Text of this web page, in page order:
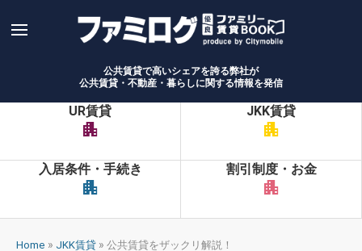
公共賃貸で高いシェアを誇る弊社が
公共賃貸・不動産・暮らしに関する情報を発信
UR賃貸
apartment
JKK賃貸
apartment
入居条件・手続き
apartment
割引制度・お金
apartment
Home » JKK賃貸 » 公共賃貸をザックリ解説！